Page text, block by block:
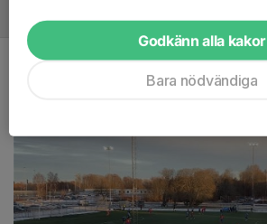
Referat
Oavgjort test mot Djurgården
Godkänn alla kakor
Bara nödvändiga